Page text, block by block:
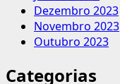
Dezembro 2023
Novembro 2023
Outubro 2023
Categorias